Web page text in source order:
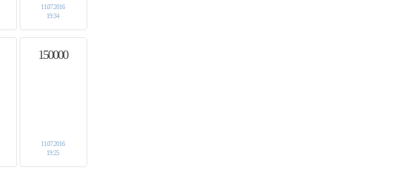
11.07.2016
19:34
150000
11.07.2016
19:25